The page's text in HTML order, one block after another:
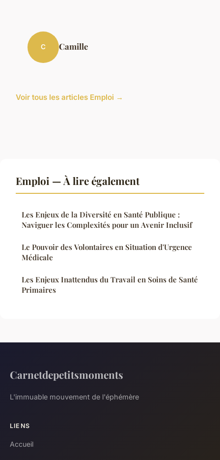
C Camille
Voir tous les articles Emploi →
Emploi — À lire également
Les Enjeux de la Diversité en Santé Publique :
Naviguer les Complexités pour un Avenir Inclusif
Le Pouvoir des Volontaires en Situation d'Urgence
Médicale
Les Enjeux Inattendus du Travail en Soins de Santé
Primaires
Carnetdepetitsmoments
L'immuable mouvement de l'éphémère
LIENS
Accueil